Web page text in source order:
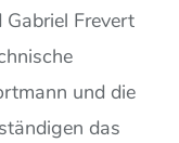
Frevert
und die
das